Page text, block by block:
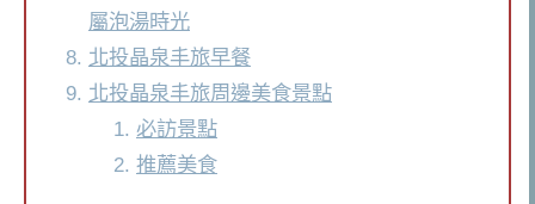
屬泡湯時光
北投晶泉丰旅早餐
北投晶泉丰旅周邊美食景點
必訪景點
推薦美食